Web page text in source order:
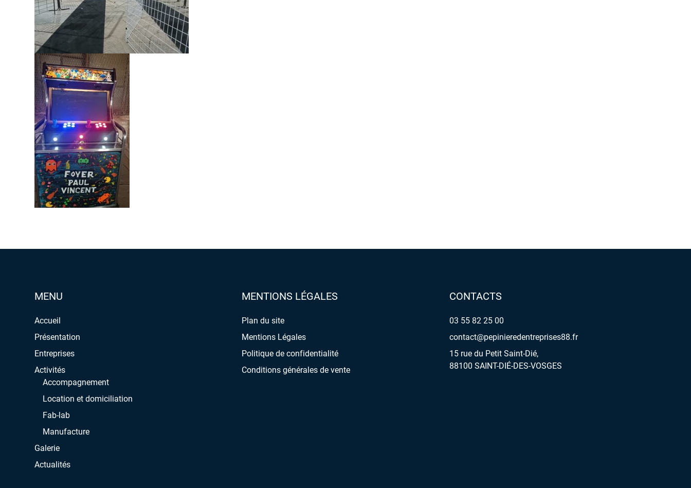
MENU
Accueil
Présentation
Entreprises
Activités
Accompagnement
Location et domiciliation
Fab-lab
Manufacture
Galerie
Actualités
MENTIONS LÉGALES
Plan du site
Mentions Légales
Politique de confidentialité
Conditions générales de vente
CONTACTS
03 55 82 25 00
contact@pepinieredentreprises88.fr
15 rue du Petit Saint-Dié,
88100 SAINT-DIÉ-DES-VOSGES